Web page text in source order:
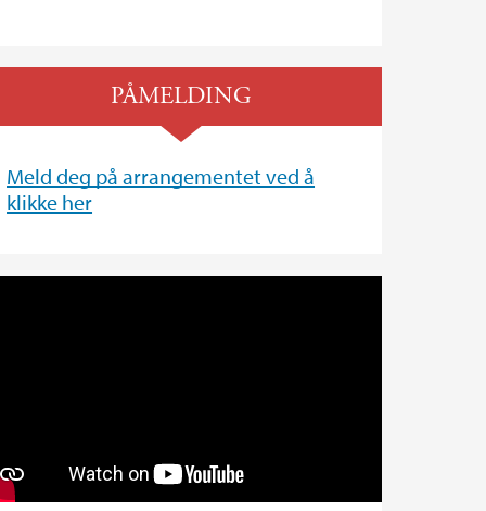
PÅMELDING
Meld deg på arrangementet ved å
klikke her